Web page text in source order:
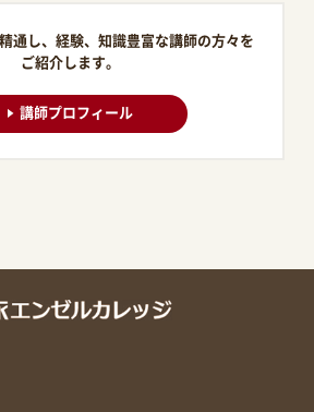
通し、経験、知識豊富な講師の方々を
ご紹介します。
講師プロフィール